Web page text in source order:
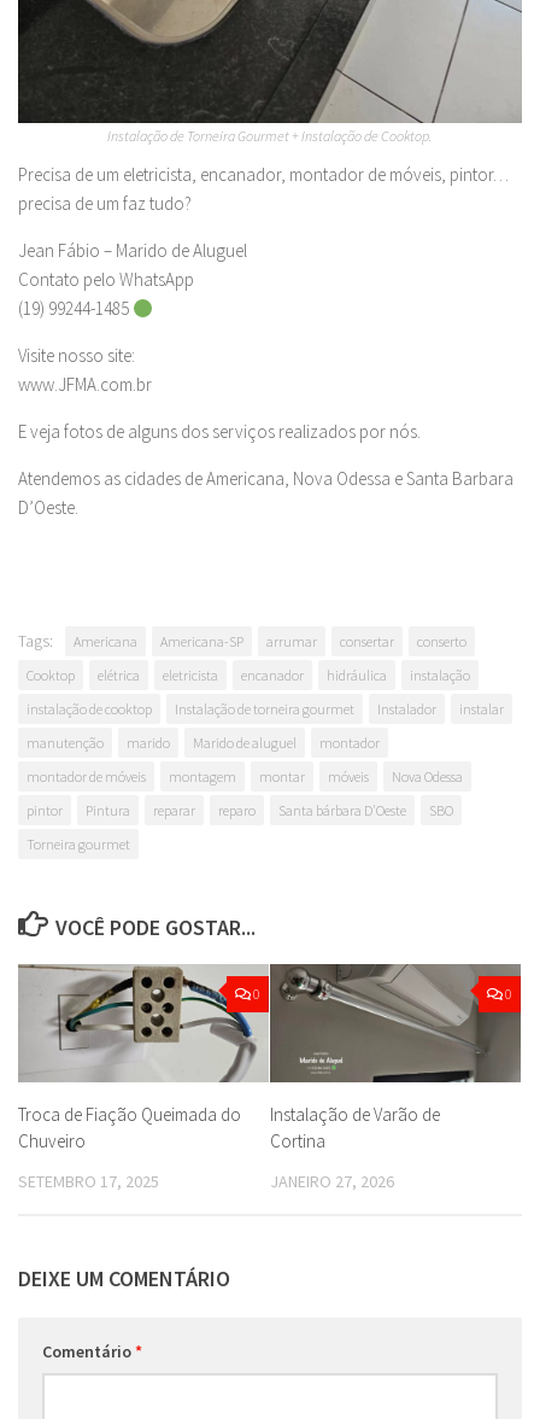
Instalação de Torneira Gourmet + Instalação de Cooktop.
Precisa de um eletricista, encanador, montador de móveis, pintor…
precisa de um faz tudo?
Jean Fábio – Marido de Aluguel
Contato pelo WhatsApp
(19) 99244-1485
Visite nosso site:
www.JFMA.com.br
E veja fotos de alguns dos serviços realizados por nós.
Atendemos as cidades de Americana, Nova Odessa e Santa Barbara
D’Oeste.
Tags: Americana Americana-SP arrumar consertar
conserto
Cooktop
elétrica eletricista encanador hidráulica
instalação
instalação de cooktop
Instalação de torneira gourmet Instalador
instalar
manutenção
marido Marido de aluguel
montador
montador de móveis
montagem montar móveis
Nova Odessa
pintor
Pintura reparar reparo Santa bárbara D'Oeste
SBO
Torneira gourmet
VOCÊ PODE GOSTAR...
0
Troca de Fiação Queimada do
Chuveiro
SETEMBRO 17, 2025
0
Instalação de Varão de
Cortina
JANEIRO 27, 2026
DEIXE UM COMENTÁRIO
Comentário*